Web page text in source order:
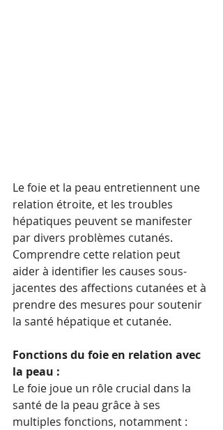
Le foie et la peau entretiennent une
relation étroite, et les troubles
hépatiques peuvent se manifester
par divers problèmes cutanés.
Comprendre cette relation peut
aider à identifier les causes sous-
jacentes des affections cutanées et à
prendre des mesures pour soutenir
la santé hépatique et cutanée.
Fonctions du foie en relation avec
la peau :
Le foie joue un rôle crucial dans la
santé de la peau grâce à ses
multiples fonctions, notamment :